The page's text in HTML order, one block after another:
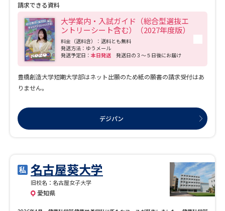
群を配置。 ～3つのコース～ ●公務員コース●ビジネス秘書コース●医療事務コー
ス
請求できる資料
大学案内・入試ガイド（総合型選抜エ
ントリーシート含む）（2027年度版）
料金（送料含）：送料とも無料
発送方法：ゆうメール
発送予定日： 本日発送 発送日の３～５日後にお届け
豊橋創造大学短期大学部はネット出願のため紙の願書の請求受付はあ
りません。
デジパン
名古屋葵大学
旧校名：名古屋女子大学
愛知県